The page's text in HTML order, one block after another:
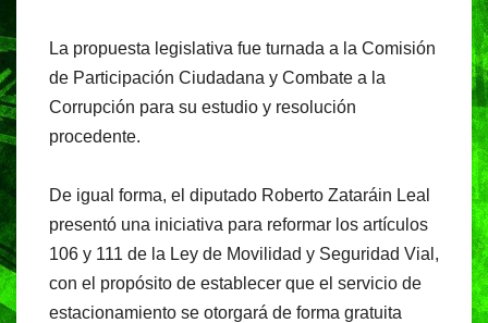
La propuesta legislativa fue turnada a la Comisión
de Participación Ciudadana y Combate a la
Corrupción para su estudio y resolución
procedente.
De igual forma, el diputado Roberto Zataráin Leal
presentó una iniciativa para reformar los artículos
106 y 111 de la Ley de Movilidad y Seguridad Vial,
con el propósito de establecer que el servicio de
estacionamiento se otorgará de forma gratuita